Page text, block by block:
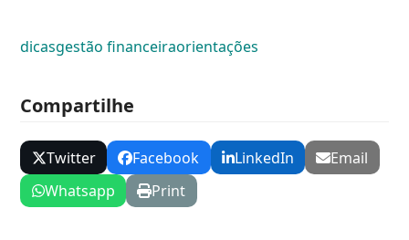
dicasgestão financeiraorientações
Compartilhe
Twitter Facebook LinkedIn
Email
Whatsapp
Print